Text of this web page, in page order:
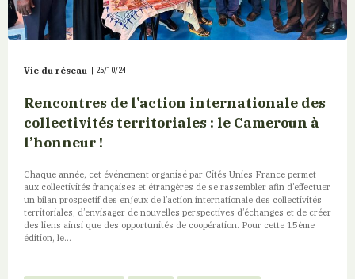
Vie du réseau | 25/10/24
Rencontres de l’action internationale des
collectivités territoriales : le Cameroun à
l’honneur !
Chaque année, cet événement organisé par Cités Unies France permet
aux collectivités françaises et étrangères de se rassembler afin d’effectuer
un bilan prospectif des enjeux de l’action internationale des collectivités
territoriales, d’envisager de nouvelles perspectives d’échanges et de créer
des liens ainsi que des opportunités de coopération. Pour cette 15ème
édition, le...